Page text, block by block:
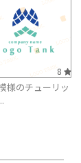
8
様のチューリッ